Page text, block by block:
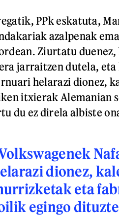
PPk eskatuta,
azalpenak
Ziurtatu
jarraitzen dutela, eta
helarazi dionez,
itxierak Alemanian
du ez direla albiste
dionez,
eta
egingo